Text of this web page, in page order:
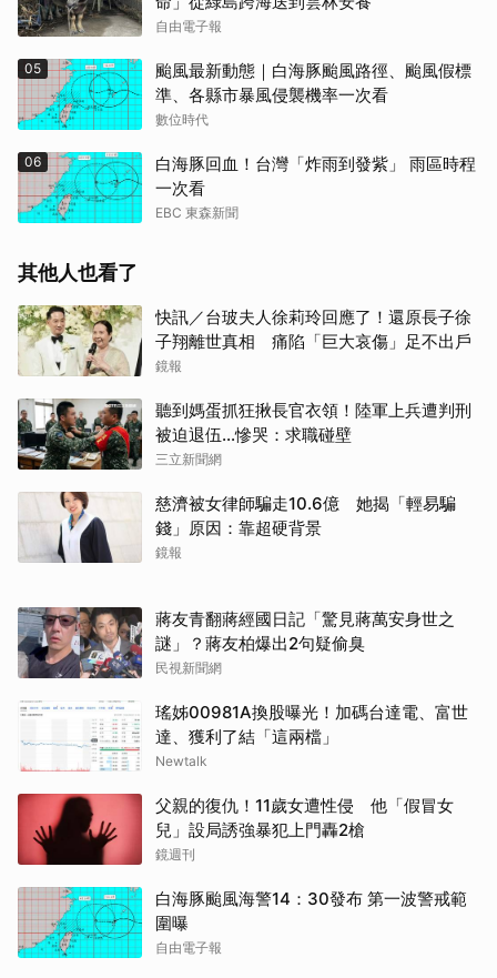
自由電子報
05
颱風最新動態｜白海豚颱風路徑、颱風假標
準、各縣市暴風侵襲機率一次看
數位時代
06
白海豚回血！台灣「炸雨到發紫」 雨區時程
一次看
EBC 東森新聞
其他人也看了
快訊／台玻夫人徐莉玲回應了！還原長子徐
子翔離世真相 痛陷「巨大哀傷」足不出戶
鏡報
聽到媽蛋抓狂揪長官衣領！陸軍上兵遭判刑
被迫退伍…慘哭：求職碰壁
三立新聞網
慈濟被女律師騙走10.6億 她揭「輕易騙
錢」原因：靠超硬背景
鏡報
蔣友青翻蔣經國日記「驚見蔣萬安身世之
謎」？蔣友柏爆出2句疑偷臭
民視新聞網
瑤姊00981A換股曝光！加碼台達電、富世
達、獲利了結「這兩檔」
Newtalk
父親的復仇！11歲女遭性侵 他「假冒女
兒」設局誘強暴犯上門轟2槍
鏡週刊
白海豚颱風海警14：30發布 第一波警戒範
圍曝
自由電子報